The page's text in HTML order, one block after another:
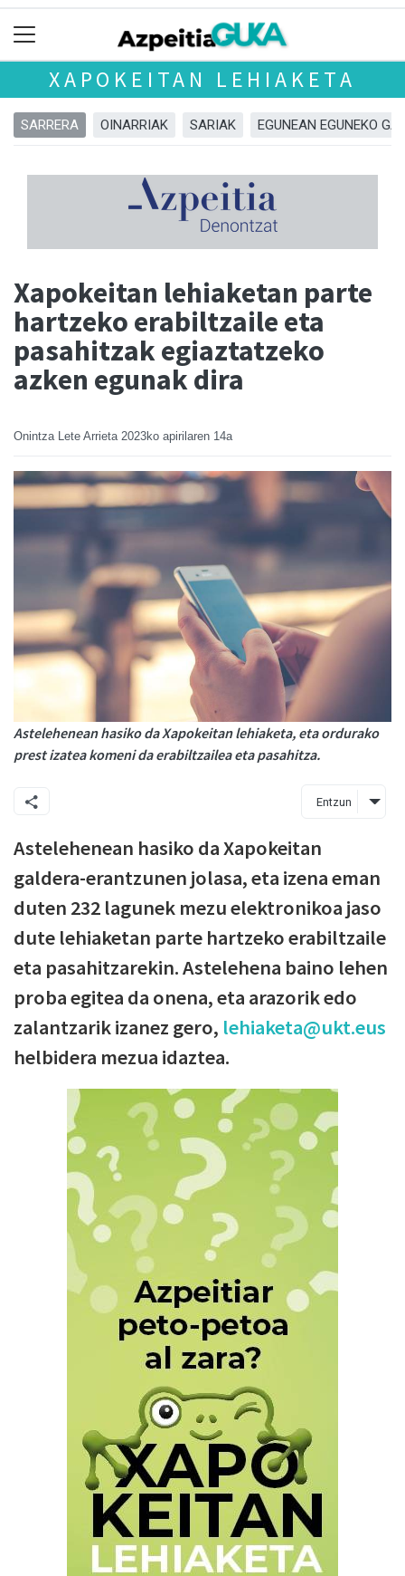
XAPOKEITAN LEHIAKETA
SARRERA OINARRIAK SARIAK EGUNEAN EGUNEKO
Xapokeitan lehiaketan parte
hartzeko erabiltzaile eta
pasahitzak egiaztatzeko
azken egunak dira
Onintza Lete Arrieta 2023ko apirilaren 14a
Astelehenean hasiko da Xapokeitan lehiaketa, eta ordurako
prest izatea komeni da erabiltzailea eta pasahitza.
Entzun
Astelehenean hasiko da Xapokeitan
galdera-erantzunen jolasa, eta izena eman
duten 232 lagunek mezu elektronikoa jaso
dute lehiaketan parte hartzeko erabiltzaile
eta pasahitzarekin. Astelehena baino lehen
proba egitea da onena, eta arazorik edo
zalantzarik izanez gero, lehiaketa@ukt.eus
helbidera mezua idaztea.